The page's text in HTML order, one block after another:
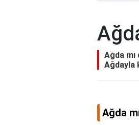
Ağda mı
Ağdayla
Ağda